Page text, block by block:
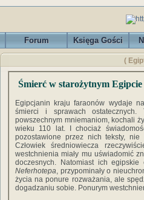
Forum Księga Gości
(
Śmierć w starożytnym Egipcie
Egipcjanin kraju faraonów wydaje
śmierci i sprawach ostatecznych.
powszechnym mniemaniom, kochali
wieku 110 lat. I chociaż
pozostawione przez nich teksty,
Człowiek średniowiecza
westchnienia miały mu uświadomić
doczesnych. Natomiast ich
Neferhotepa, przypominały o
życia na ponure rozważania, ale
dogadzaniu sobie. Ponurym